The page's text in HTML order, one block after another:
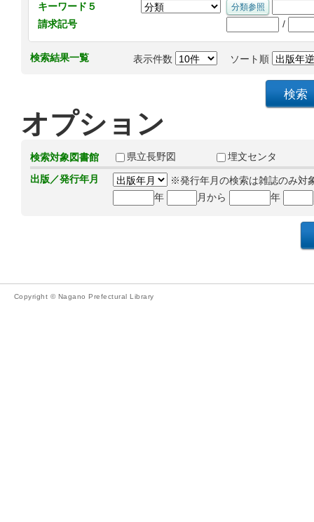
キーワード５
請求記号
/
検索結果一覧 表示件数 ソート順
オプション
検索対象図書館 県立長野図
埋文センタ
出版／発行年月
※発行年月の検索は雑誌のみ対
年
月から 年
Copyright © Nagano Prefectural Library